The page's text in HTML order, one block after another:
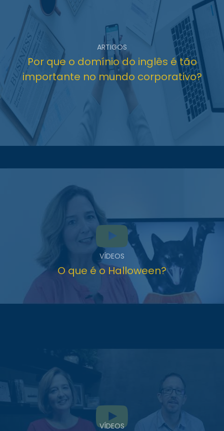
ARTIGOS
Por que o domínio do inglês é tão
importante no mundo corporativo?
VÍDEOS
O que é o Halloween?
VÍDEOS